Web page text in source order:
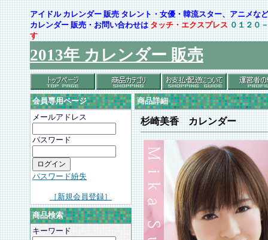
アイドル カレンダー 販売 タレント・女優・韓流スター、アニメ
カレンダー 販売・お問い合わせはタッチ・エクスプレス ０１２０
す
2013年 カレンダー 販売
会員専用ページ
メールアドレス
パスワード
パスワード紛失
［新規会員登録］
商品検索
キーワード
商品詳細
杉崎美香 カレンダー